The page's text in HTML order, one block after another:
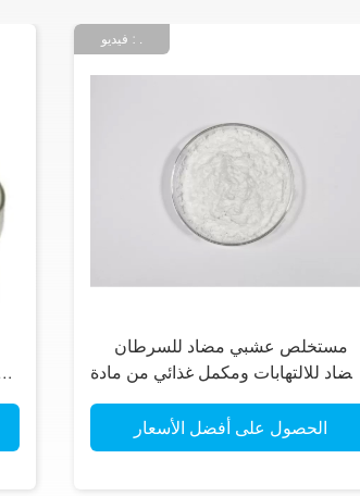
فيديو : .
مستخلص عشبي مضاد للسرطان
ومضاد للالتهابات ومكمل غذائي من مادة
البتروستيلبينكاس 537-42-8
الحصول على أفضل الأسعار